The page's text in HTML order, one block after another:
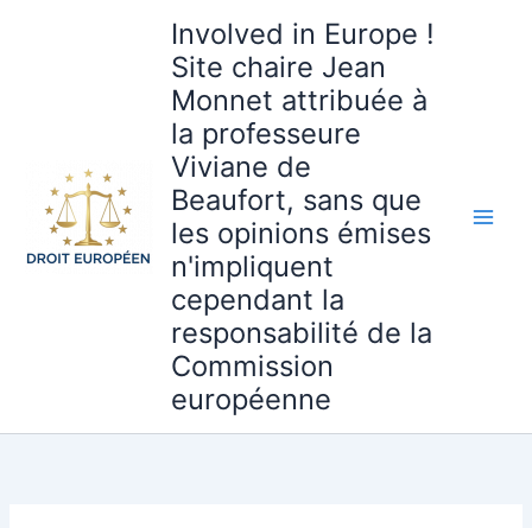
Involved in Europe !
Site chaire Jean
Monnet attribuée à
la professeure
Viviane de
Beaufort, sans que
les opinions émises
n'impliquent
cependant la
responsabilité de la
Commission
européenne